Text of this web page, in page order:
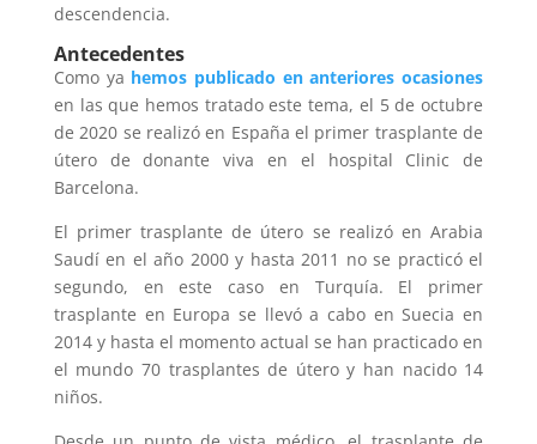
descendencia.
Antecedentes
Como ya hemos publicado en anteriores ocasiones
en las que hemos tratado este tema, el 5 de octubre
de 2020 se realizó en España el primer trasplante de
útero de donante viva en el hospital Clinic de
Barcelona.
El primer trasplante de útero se realizó en Arabia
Saudí en el año 2000 y hasta 2011 no se practicó el
segundo, en este caso en Turquía. El primer
trasplante en Europa se llevó a cabo en Suecia en
2014 y hasta el momento actual se han practicado en
el mundo 70 trasplantes de útero y han nacido 14
niños.